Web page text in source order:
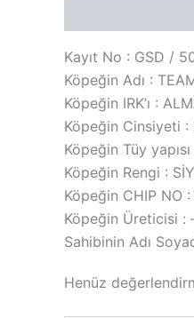
Kayıt No : GSD /
Köpeğin Adı :
Köpeğin IRK’ı :
Köpeğin Cinsiyeti :
Köpeğin Tüy
Köpeğin Rengi :
Köpeğin CHIP NO
Köpeğin Üreticisi :
Sahibinin Adı
Henüz